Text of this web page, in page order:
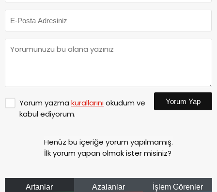
Yorum yazma kurallarınıokudum ve
kabul ediyorum.
Yorum Yap
Henüz bu içeriğe yorum yapılmamış.
İlk yorum yapan olmak ister misiniz?
Artanlar Azalanlar İşlem Görenler